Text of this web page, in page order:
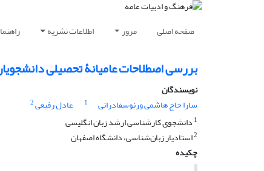
صفحه اصلی مرور اطلاعات نشریه
بررسی اصطلاحات عامیانۀ تحصیلی
نویسندگان
سارا حاج هاشمی ورنوسفادرانی
1 عادل رفیعی2
1 دانشجوی کارشناسی ارشد زبان انگلیسی
2استادیار زبان‌شناسی، دانشگاه اصفهان
چکیده